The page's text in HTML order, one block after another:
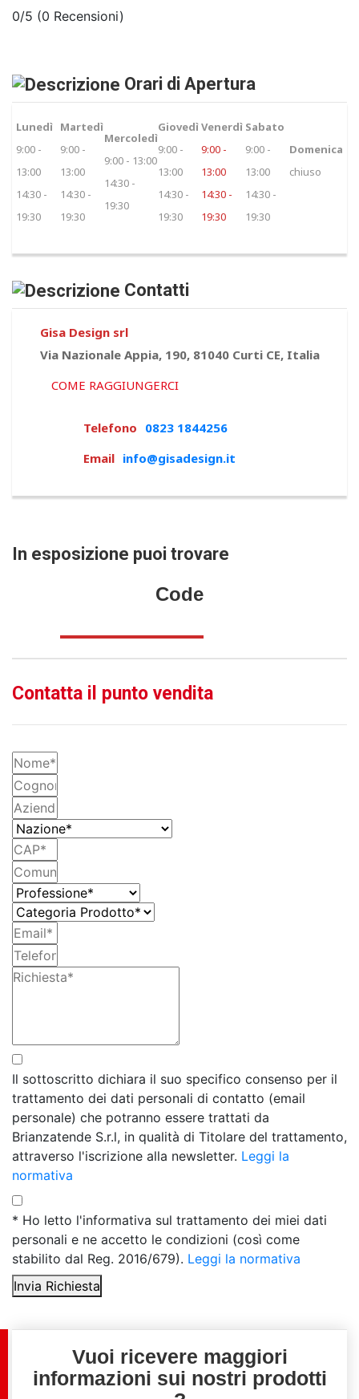
0/5 (0 Recensioni)
Orari di Apertura
Lunedì
9:00 -
13:00
14:30 -
19:30
Martedì
9:00 -
13:00
14:30 -
19:30
Mercoledì
9:00 - 13:00
14:30 -
19:30
Giovedì
9:00 -
13:00
14:30 -
19:30
Venerdì
9:00 -
13:00
14:30 -
19:30
Sabato
9:00 -
13:00
14:30 -
19:30
Domenica
chiuso
Contatti
Gisa Design srl
Via Nazionale Appia, 190, 81040 Curti CE, Italia
COME RAGGIUNGERCI
Telefono 0823 1844256
Email info@gisadesign.it
In esposizione puoi trovare
Code
Contatta il punto vendita
Il sottoscritto dichiara il suo specifico consenso per il
trattamento dei dati personali di contatto (email
personale) che potranno essere trattati da
Brianzatende S.r.l, in qualità di Titolare del trattamento,
attraverso l'iscrizione alla newsletter. Leggi la
normativa
* Ho letto l'informativa sul trattamento dei miei dati
personali e ne accetto le condizioni (così come
stabilito dal Reg. 2016/679). Leggi la normativa
Invia Richiesta
Vuoi ricevere maggiori
informazioni sui nostri prodotti